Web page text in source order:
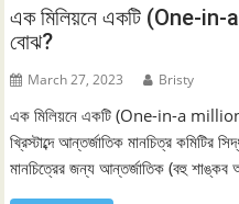
এক মিলিয়নে একটি (One-in-
বোঝ?
March 27, 2023 Bristy
এক মিলিয়নে একটি (One-in-a
খ্রিস্টাব্দে আন্তর্জাতিক মানচিত্র কমিটির
মানচিত্রের জন্য আন্তর্জাতিক (বহু শাঙ্কব